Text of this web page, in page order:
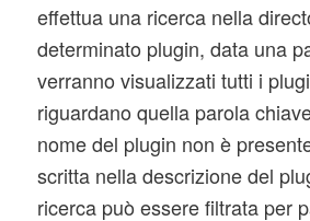
effettua una ricerca nella
determinato plugin, data una
verranno visualizzati tutti i
riguardano quella parola
nome del plugin non è
scritta nella descrizione del
ricerca può essere filtrata per